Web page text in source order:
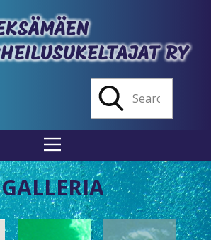
GALLERIA